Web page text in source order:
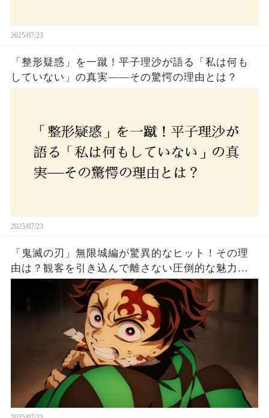
2025/07/23
「整形疑惑」を一蹴！平子理沙が語る「私は何も
していない」の真実——その驚愕の理由とは？
2025/07/23
「鬼滅の刃」無限城編が驚異的なヒット！その理
由は？観客を引き込んで離さない圧倒的な魅力と